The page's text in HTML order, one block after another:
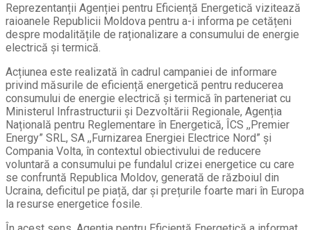
Reprezentanții Agenției pentru Eficiență Energetică vizitează
raioanele Republicii Moldova pentru a-i informa pe cetățeni
despre modalitățile de raționalizare a consumului de energie
electrică și termică.
Acțiunea este realizată în cadrul campaniei de informare
privind măsurile de eficiență energetică pentru reducerea
consumului de energie electrică și termică în parteneriat cu
Ministerul Infrastructurii și Dezvoltării Regionale, Agenția
Națională pentru Reglementare în Energetică, ÎCS ,,Premier
Energy” SRL, SA ,,Furnizarea Energiei Electrice Nord” și
Compania Volta, în contextul obiectivului de reducere
voluntară a consumului pe fundalul crizei energetice cu care
se confruntă Republica Moldov, generată de războiul din
Ucraina, deficitul pe piață, dar și prețurile foarte mari în Europa
la resurse energetice fosile.